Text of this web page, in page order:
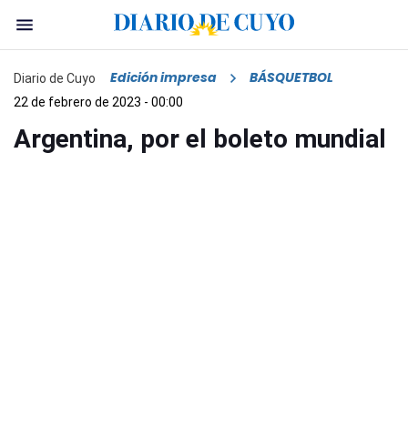
Diario de Cuyo Edición impresa BÁSQUETBOL
22 de febrero de 2023 - 00:00
Argentina, por el boleto mundial